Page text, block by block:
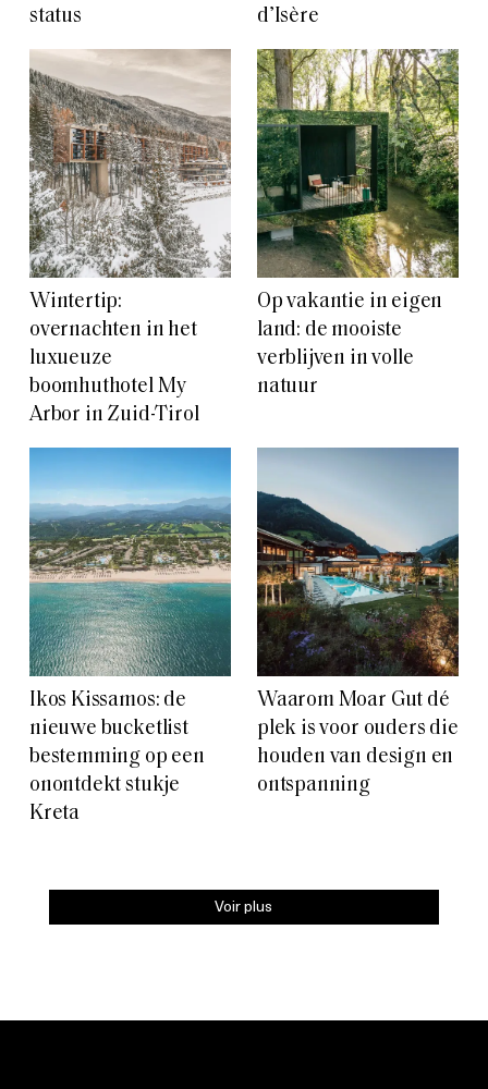
status
d’Isère
Wintertip:
overnachten in het
luxueuze
boomhuthotel My
Arbor in Zuid-Tirol
Op vakantie in eigen
land: de mooiste
verblijven in volle
natuur
Ikos Kissamos: de
nieuwe bucketlist
bestemming op een
onontdekt stukje
Kreta
Waarom Moar Gut dé
plek is voor ouders die
houden van design en
ontspanning
Voir plus